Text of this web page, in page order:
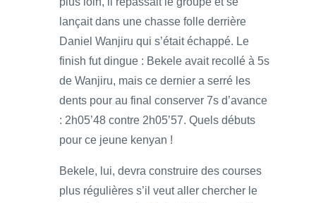
lançait dans une chasse folle derrière
Daniel Wanjiru qui s’était échappé. Le
finish fut dingue : Bekele avait recollé à 5s
de Wanjiru, mais ce dernier a serré les
dents pour au final conserver 7s d’avance
: 2h05’48 contre 2h05’57. Quels débuts
pour ce jeune kenyan !
Bekele, lui, devra construire des courses
plus régulières s’il veut aller chercher le